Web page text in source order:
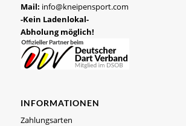
Mail: info@kneipensport.com
-Kein Ladenlokal-
Abholung möglich!
INFORMATIONEN
Zahlungsarten